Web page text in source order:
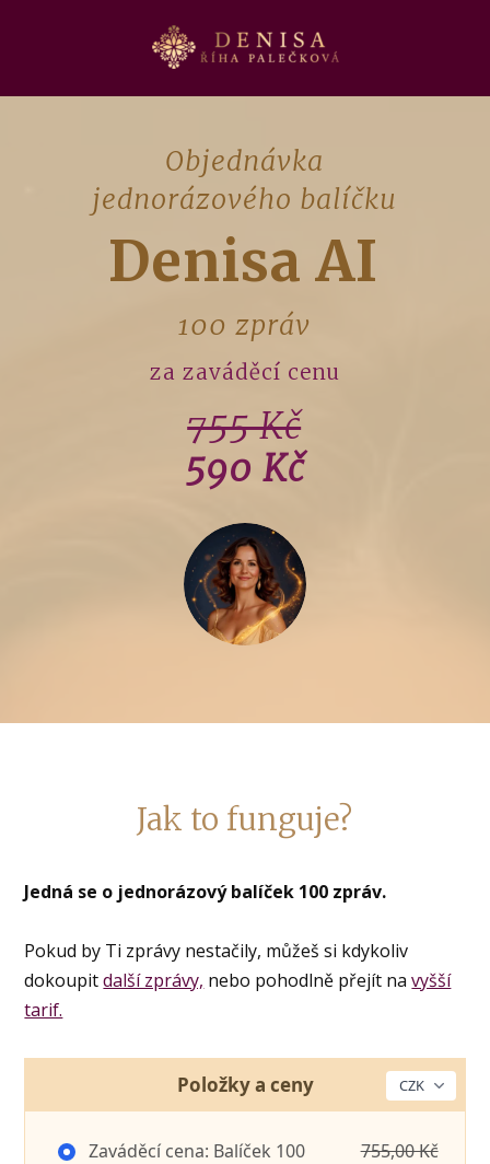
Objednávka
jednorázového balíčku
Denisa AI
100 zpráv
za zaváděcí cenu
755 Kč
590 Kč
Jak to funguje?
Jedná se o jednorázový balíček 100 zpráv.
Pokud by Ti zprávy nestačily, můžeš si kdykoliv
dokoupitdalší zprávy, nebo pohodlně přejít navyšší
tarif.
Položky a ceny
Zaváděcí cena: Balíček 100
755,00 Kč